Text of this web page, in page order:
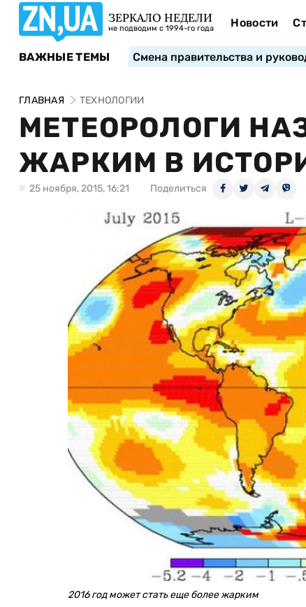
ЗЕРКАЛО НЕДЕЛИ
не подводим с 1994-го года Новости
ВАЖНЫЕ ТЕМЫ Смена правительства и
ГЛАВНАЯ ТЕХНОЛОГИИ
МЕТЕОРОЛОГИ
ЖАРКИМ В
25 ноября, 2015, 16:21 Поделиться
2016 год может стать еще более жарким